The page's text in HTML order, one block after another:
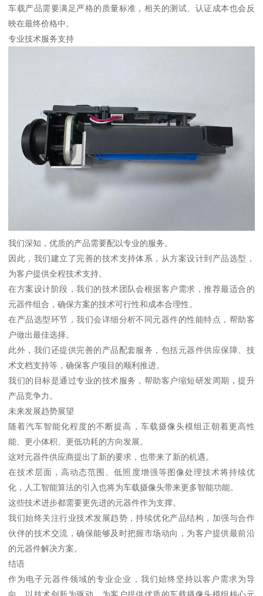
车载产品需要满足严格的质量标准，相关的测试、认证成本也会反
映在最终价格中。
专业技术服务支持
我们深知，优质的产品需要配以专业的服务。
因此，我们建立了完善的技术支持体系，从方案设计到产品选型，
为客户提供全程技术支持。
在方案设计阶段，我们的技术团队会根据客户需求，推荐最适合的
元器件组合，确保方案的技术可行性和成本合理性。
在产品选型环节，我们会详细分析不同元器件的性能特点，帮助客
户做出最佳选择。
此外，我们还提供完善的产品配套服务，包括元器件供应保障、技
术文档支持等，确保客户项目的顺利推进。
我们的目标是通过专业的技术服务，帮助客户缩短研发周期，提升
产品竞争力。
未来发展趋势展望
随着汽车智能化程度的不断提高，车载摄像头模组正朝着更高性
能、更小体积、更低功耗的方向发展。
这对元器件供应商提出了新的要求，也带来了新的机遇。
在技术层面，高动态范围、低照度增强等图像处理技术将持续优
化，人工智能算法的引入也将为车载摄像头带来更多智能功能。
这些技术进步都需要更先进的元器件作为支撑。
我们始终关注行业技术发展趋势，持续优化产品结构，加强与合作
伙伴的技术交流，确保能够及时把握市场动向，为客户提供最前沿
的元器件解决方案。
结语
作为电子元器件领域的专业企业，我们始终坚持以客户需求为导